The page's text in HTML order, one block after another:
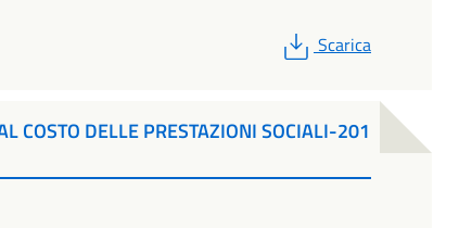
PDF
Scarica
COSTO DELLE PRESTAZIONI SOCIALI-201